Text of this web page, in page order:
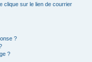
clique sur le lien de courrier
?
?